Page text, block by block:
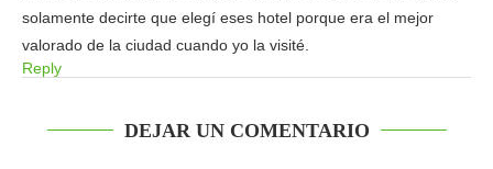
solamente decirte que elegí eses hotel porque era el mejor
valorado de la ciudad cuando yo la visité.
Reply
DEJAR UN COMENTARIO